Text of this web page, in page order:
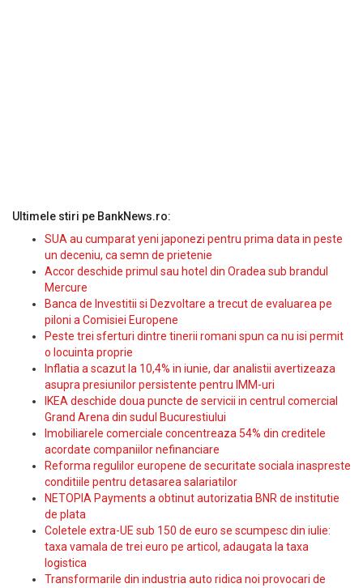
Ultimele stiri pe BankNews.ro:
SUA au cumparat yeni japonezi pentru prima data in peste
un deceniu, ca semn de prietenie
Accor deschide primul sau hotel din Oradea sub brandul
Mercure
Banca de Investitii si Dezvoltare a trecut de evaluarea pe
piloni a Comisiei Europene
Peste trei sferturi dintre tinerii romani spun ca nu isi permit
o locuinta proprie
Inflatia a scazut la 10,4% in iunie, dar analistii avertizeaza
asupra presiunilor persistente pentru IMM-uri
IKEA deschide doua puncte de servicii in centrul comercial
Grand Arena din sudul Bucurestiului
Imobiliarele comerciale concentreaza 54% din creditele
acordate companiilor nefinanciare
Reforma regulilor europene de securitate sociala inaspreste
conditiile pentru detasarea salariatilor
NETOPIA Payments a obtinut autorizatia BNR de institutie
de plata
Coletele extra-UE sub 150 de euro se scumpesc din iulie:
taxa vamala de trei euro pe articol, adaugata la taxa
logistica
Transformarile din industria auto ridica noi provocari de